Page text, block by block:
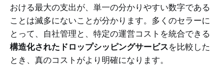
おける最大の支出が、単一の分かりやすい数字である
ことは滅多にないことが分かります。多くのセラーに
とって、自社管理と、特定の運営コストを統合できる
構造化されたドロップシッピングサービスを比較した
とき、真のコストがより明確になります。